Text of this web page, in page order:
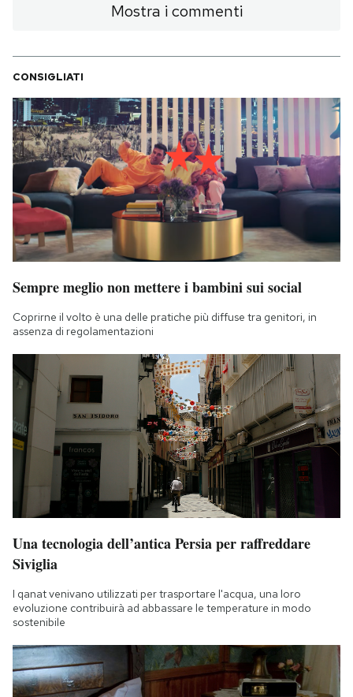
Mostra i commenti
CONSIGLIATI
Sempre meglio non mettere i bambini sui social
Coprirne il volto è una delle pratiche più diffuse tra genitori, in
assenza di regolamentazioni
Una tecnologia dell’antica Persia per raffreddare
Siviglia
I qanat venivano utilizzati per trasportare l'acqua, una loro
evoluzione contribuirà ad abbassare le temperature in modo
sostenibile